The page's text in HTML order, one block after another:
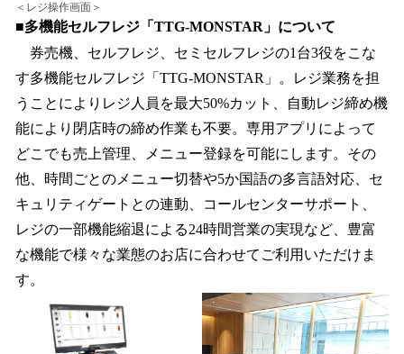
＜レジ操作画面＞
■多機能セルフレジ「TTG-MONSTAR」について
券売機、セルフレジ、セミセルフレジの1台3役をこな
す多機能セルフレジ「TTG-MONSTAR」。レジ業務を担
うことによりレジ人員を最大50%カット、自動レジ締め機
能により閉店時の締め作業も不要。専用アプリによって
どこでも売上管理、メニュー登録を可能にします。その
他、時間ごとのメニュー切替や5か国語の多言語対応、セ
キュリティゲートとの連動、コールセンターサポート、
レジの一部機能縮退による24時間営業の実現など、豊富
な機能で様々な業態のお店に合わせてご利用いただけま
す。